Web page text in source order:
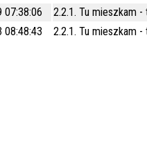
07:38:06
2.2.1. Tu mieszkam -
08:48:43
2.2.1. Tu mieszkam -